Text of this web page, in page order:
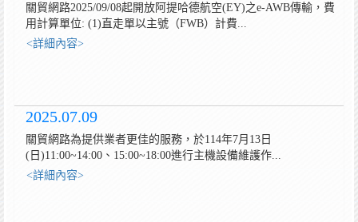
關貿網路2025/09/08起開放阿提哈德航空(EY)之e-AWB傳輸，費
用計算單位: (1)直走單以主號（FWB）計費...
<詳細內容>
2025.07.09
關貿網路為提供業者更佳的服務，於114年7月13日
(日)11:00~14:00、15:00~18:00進行主機設備維護作...
<詳細內容>